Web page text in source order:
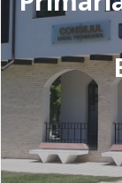
Trimite o
sesizare